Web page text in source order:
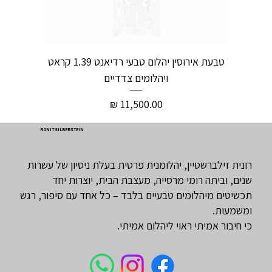
טבעת אירוסין יהלום טבעי רדיאנט 1.39 קראט
ויהלומים צדדיים
מחיר
RONIT SILBERSTEIN
רונית זילברשטיין, יהלומנית פרטית בעלת ניסיון של עשרות
שנים, וביתה רומי מרסייה, מעצבת הבית, יוצרות יחד
תכשיטים מיהלומים טבעיים בלבד – כל אחד עם סיפור, רגש
ומשמעות.
כי חיבור אמיתי ראוי ליהלום אמיתי.